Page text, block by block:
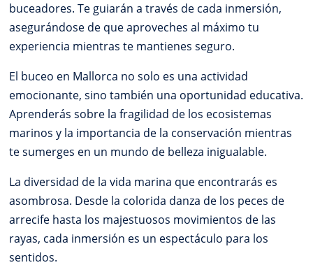
buceadores. Te guiarán a través de cada inmersión,
asegurándose de que aproveches al máximo tu
experiencia mientras te mantienes seguro.
El buceo en Mallorca no solo es una actividad
emocionante, sino también una oportunidad educativa.
Aprenderás sobre la fragilidad de los ecosistemas
marinos y la importancia de la conservación mientras
te sumerges en un mundo de belleza inigualable.
La diversidad de la vida marina que encontrarás es
asombrosa. Desde la colorida danza de los peces de
arrecife hasta los majestuosos movimientos de las
rayas, cada inmersión es un espectáculo para los
sentidos.